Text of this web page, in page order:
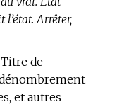
l’état. Arrêter,
Titre de
et autres